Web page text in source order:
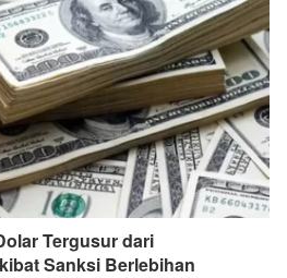
Tergusur dari
Sanksi Berlebihan